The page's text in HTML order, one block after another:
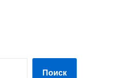
Поиск